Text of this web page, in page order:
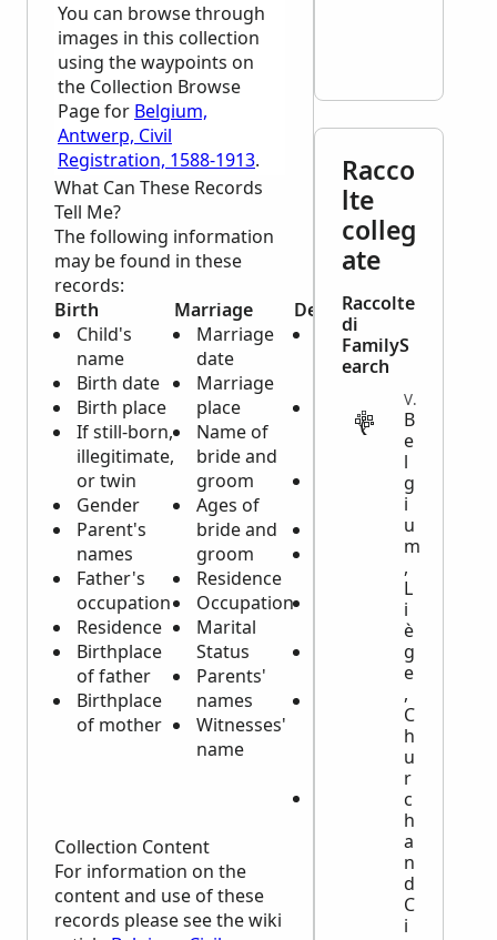
You can browse through
images in this collection
using the waypoints on
the Collection Browse
Page for Belgium,
Antwerp, Civil
Registration, 1588-1913.
What Can These Records
Tell Me?
The following information
may be found in these
records:
Birth
Child's
name
Birth date
Birth place
If still-born,
illegitimate,
or twin
Gender
Parent's
names
Father's
occupation
Residence
Birthplace
of father
Birthplace
of mother
Marriage
Marriage
date
Marriage
place
Name of
bride and
groom
Ages of
bride and
groom
Residence
Occupation
Marital
Status
Parents'
names
Witnesses'
name
Death
Date and
Place of
Name of
Deceased
Collection Content
For information on the
content and use of these
records please see the wiki
Racco
lte
colleg
ate
Raccolte
di
FamilyS
earch
VITAL
B
e
l
g
i
u
m
,
L
i
è
g
e
,
C
h
u
r
c
h
a
n
d
C
i